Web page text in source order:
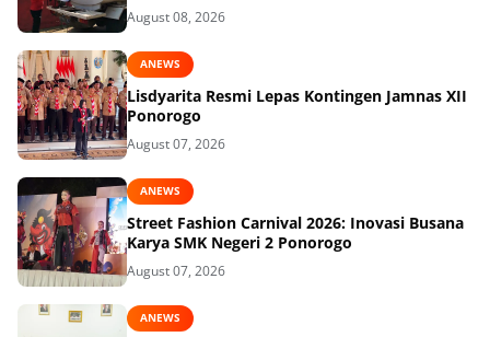
August 08, 2026
ANEWS
Lisdyarita Resmi Lepas Kontingen Jamnas XII
Ponorogo
August 07, 2026
ANEWS
Street Fashion Carnival 2026: Inovasi Busana
Karya SMK Negeri 2 Ponorogo
August 07, 2026
ANEWS